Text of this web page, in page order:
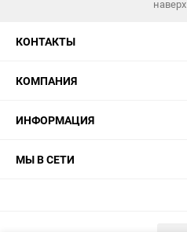
наверх
КОНТАКТЫ
КОМПАНИЯ
ИНФОРМАЦИЯ
МЫ В СЕТИ